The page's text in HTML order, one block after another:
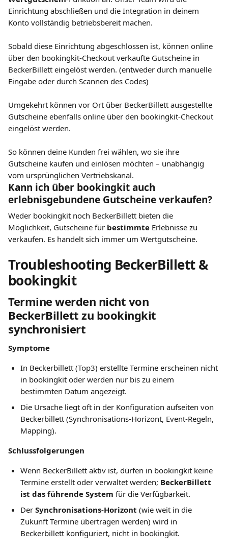
Einrichtung abschließen und die Integration in deinem
Konto vollständig betriebsbereit machen.
Sobald diese Einrichtung abgeschlossen ist, können online
über den bookingkit-Checkout verkaufte Gutscheine in
BeckerBillett eingelöst werden. (entweder durch manuelle
Eingabe oder durch Scannen des Codes)
Umgekehrt können vor Ort über BeckerBillett ausgestellte
Gutscheine ebenfalls online über den bookingkit-Checkout
eingelöst werden.
So können deine Kunden frei wählen, wo sie ihre
Gutscheine kaufen und einlösen möchten – unabhängig
vom ursprünglichen Vertriebskanal.
Kann ich über bookingkit auch
erlebnisgebundene Gutscheine verkaufen?
Weder bookingkit noch BeckerBillett bieten die
Möglichkeit, Gutscheine für bestimmte Erlebnisse zu
verkaufen. Es handelt sich immer um Wertgutscheine.
Troubleshooting BeckerBillett &
bookingkit
Termine werden nicht von
BeckerBillett zu bookingkit
synchronisiert
Symptome
In Beckerbillett (Top3) erstellte Termine erscheinen nicht
in bookingkit oder werden nur bis zu einem
bestimmten Datum angezeigt.
Die Ursache liegt oft in der Konfiguration aufseiten von
Beckerbillett (Synchronisations-Horizont, Event-Regeln,
Mapping).
Schlussfolgerungen
Wenn BeckerBillett aktiv ist, dürfen in bookingkit keine
Termine erstellt oder verwaltet werden; BeckerBillett
ist das führende System für die Verfügbarkeit.
Der Synchronisations-Horizont (wie weit in die
Zukunft Termine übertragen werden) wird in
Beckerbillett konfiguriert, nicht in bookingkit.